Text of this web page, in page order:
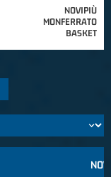
NOVIPIÙ
MONFERRATO
BASKET